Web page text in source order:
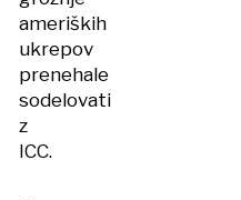
ameriških
ukrepov
prenehale
sodelovati
z
ICC.